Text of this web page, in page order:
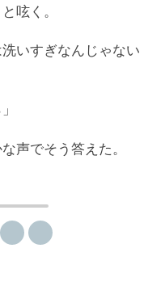
呟く。
いすぎなんじゃない
声でそう答えた。